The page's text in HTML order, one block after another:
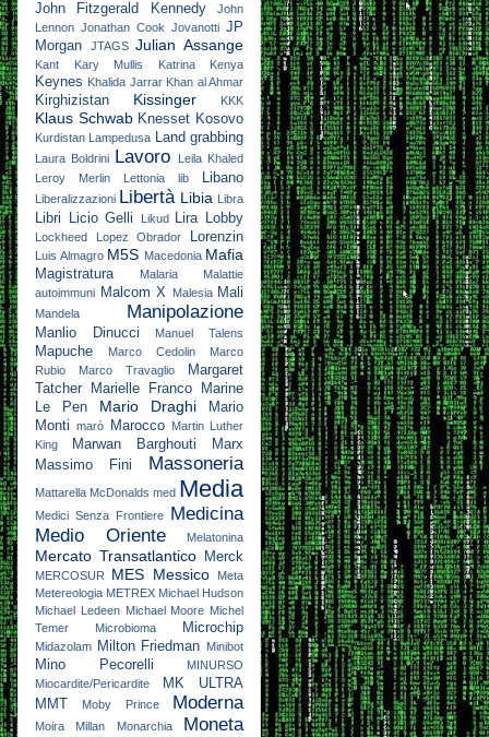
John Fitzgerald Kennedy
John
Lennon Jonathan Cook Jovanotti JP
Morgan
JTAGS Julian Assange
Kant Kary Mullis Katrina Kenya
Keynes Khalida Jarrar Khan al Ahmar
Kirghizistan Kissinger KKK
Klaus Schwab Knesset Kosovo
Kurdistan Lampedusa Land grabbing
Laura Boldrini Lavoro
Leila Khaled
Leroy Merlin
Lettonia lib Libano
Liberalizzazioni Libertà Libia Libra
Libri Licio Gelli Likud Lira Lobby
Lockheed Lopez Obrador Lorenzin
Luis Almagro M5S Macedonia Mafia
Magistratura Malaria
Malattie
autoimmuni Malcom X Malesia Mali
Mandela Manipolazione
Manlio Dinucci Manuel Talens
Mapuche Marco Cedolin
Marco
Rubio
Marco Travaglio
Margaret
Tatcher
Marielle Franco
Marine
Le Pen
Mario Draghi
Mario
Monti
marò Marocco
Martin Luther
King
Marwan Barghouti
Marx
Massimo Fini
Massoneria
Mattarella McDonalds med Media
Medici Senza Frontiere Medicina
Medio Oriente
Melatonina
Mercato Transatlantico Merck
MERCOSUR MES Messico
Meta
Metereologia METREX Michael Hudson
Michael Ledeen Michael Moore Michel
Temer
Microbioma Microchip
Midazolam Milton Friedman Minibot
Mino Pecorelli
MINURSO
Miocardite/Pericardite
MK ULTRA
MMT
Moby Prince Moderna
Moira Millan Monarchia Moneta